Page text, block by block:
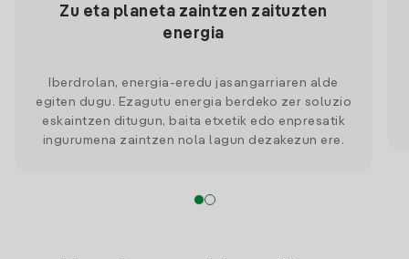
Zu eta planeta zaintzen zaituzten
energia
Iberdrolan, energia-eredu jasangarriaren alde
egiten dugu. Ezagutu energia berdeko zer soluzio
eskaintzen ditugun, baita etxetik edo enpresatik
ingurumena zaintzen nola lagun dezakezun ere.